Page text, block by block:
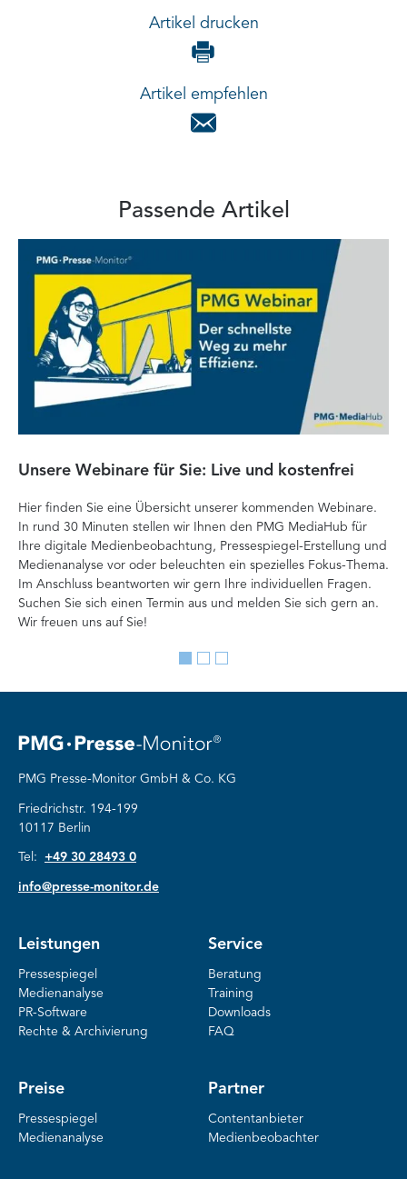
Artikel drucken
Artikel empfehlen
Passende Artikel
Unsere Webinare für Sie: Live und kostenfrei
Hier finden Sie eine Übersicht unserer kommenden Webinare.
In rund 30 Minuten stellen wir Ihnen den PMG MediaHub für
Ihre digitale Medienbeobachtung, Pressespiegel-Erstellung und
Medienanalyse vor oder beleuchten ein spezielles Fokus-Thema.
Im Anschluss beantworten wir gern Ihre individuellen Fragen.
Suchen Sie sich einen Termin aus und melden Sie sich gern an.
Wir freuen uns auf Sie!
Go
slide
Go
slide
Go
slide
PMG Presse-Monitor GmbH & Co. KG
Friedrichstr. 194-199
10117 Berlin
Tel: +49 30 28493 0
info@presse-monitor.de
Leistungen
Pressespiegel
Medienanalyse
PR-Software
Rechte & Archivierung
Service
Beratung
Training
Downloads
FAQ
Preise
Pressespiegel
Medienanalyse
Partner
Contentanbieter
Medienbeobachter